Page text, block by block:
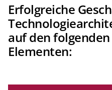
Erfolgreiche
auf den
Elementen: